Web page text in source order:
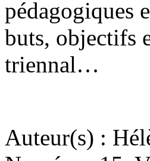
pédagogiques
buts, objectifs
triennal…
Auteur(s) :